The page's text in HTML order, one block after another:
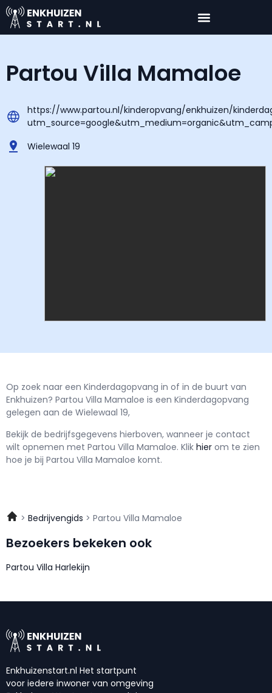
Partou Villa Mamaloe
https://www.partou.nl/kinderopvang/enkhuizen/
Wielewaal 19
Op zoek naar een Kinderdagopvang in of in de buurt van
Enkhuizen? Partou Villa Mamaloe is een Kinderdagopvang
gelegen aan de Wielewaal 19,
Bekijk de bedrijfsgegevens hierboven, wanneer je contact
wilt opnemen met Partou Villa Mamaloe. Klik hier om te zien
hoe je bij Partou Villa Mamaloe komt.
Bedrijvengids Partou Villa Mamaloe
Bezoekers bekeken ook
Partou Villa Harlekijn
Enkhuizenstart.nl Het startpunt
voor iedere inwoner van omgeving